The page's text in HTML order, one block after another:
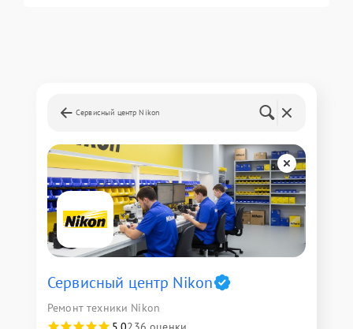
Сервисный центр Nikon
Сервисный центр Nikon
Ремонт техники Nikon